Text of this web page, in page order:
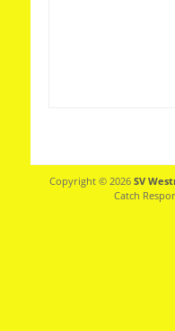
Copyright © 2026 SV
Catch